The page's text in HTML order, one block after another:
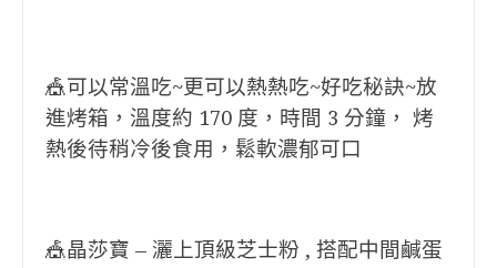
🎪可以常溫吃~更可以熱熱吃~好吃秘訣~放
進烤箱，溫度約 170 度，時間 3 分鐘， 烤
熱後待稍冷後食用，鬆軟濃郁可口
🎪晶莎寶 – 灑上頂級芝士粉 , 搭配中間鹹蛋